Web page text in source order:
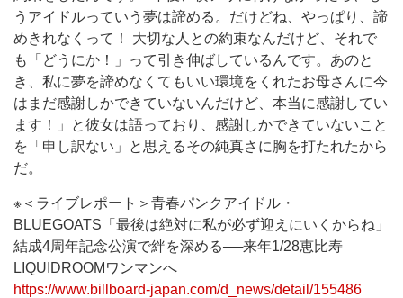
うアイドルっていう夢は諦める。だけどね、やっぱり、諦
めきれなくって！ 大切な人との約束なんだけど、それで
も「どうにか！」って引き伸ばしているんです。あのと
き、私に夢を諦めなくてもいい環境をくれたお母さんに今
はまだ感謝しかできていないんだけど、本当に感謝してい
ます！」と彼女は語っており、感謝しかできていないこと
を「申し訳ない」と思えるその純真さに胸を打たれたから
だ。
※＜ライブレポート＞青春パンクアイドル・
BLUEGOATS「最後は絶対に私が必ず迎えにいくからね」
結成4周年記念公演で絆を深める──来年1/28恵比寿
LIQUIDROOMワンマンへ
https://www.billboard-japan.com/d_news/detail/155486